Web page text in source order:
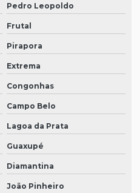
Pedro Leopoldo
Frutal
Pirapora
Extrema
Congonhas
Campo Belo
Lagoa da Prata
Guaxupé
Diamantina
João Pinheiro